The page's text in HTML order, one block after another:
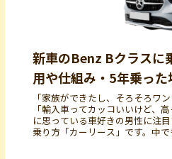
新車のBenz Bクラスに
用や仕組み・5年乗っ
「家族ができたし、そろそろワ
「輸入車ってカッコいいけど、
に思っている車好きの男性に注
乗り方「カーリース」です。中